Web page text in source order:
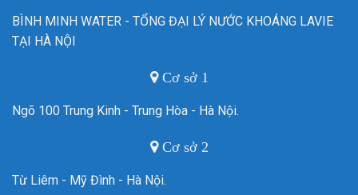
BÌNH MINH WATER - TỔNG ĐẠI LÝ NƯỚC KHOÁNG LAVIE
TẠI HÀ NỘI
Cơ sở 1
Ngõ 100 Trung Kinh - Trung Hòa - Hà Nội.
Cơ sở 2
Từ Liêm - Mỹ Đình - Hà Nội.